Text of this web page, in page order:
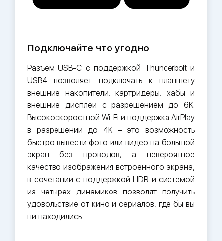
Подключайте что угодно
Разъём USB-C с поддержкой Thunderbolt и
USB4 позволяет подключать к планшету
внешние накопители, картридеры, хабы и
внешние дисплеи с разрешением до 6K.
Высокоскоростной Wi-Fi и поддержка AirPlay
в разрешении до 4K – это возможность
быстро вывести фото или видео на большой
экран без проводов, а невероятное
качество изображения встроенного экрана,
в сочетании с поддержкой HDR и системой
из четырёх динамиков позволят получить
удовольствие от кино и сериалов, где бы вы
ни находились.